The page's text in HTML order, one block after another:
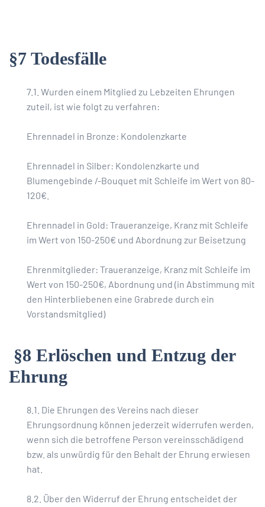
§7 Todesfälle
7.1. Wurden einem Mitglied zu Lebzeiten Ehrungen
zuteil, ist wie folgt zu verfahren:
Ehrennadel in Bronze: Kondolenzkarte
Ehrennadel in Silber: Kondolenzkarte und
Blumengebinde /-Bouquet mit Schleife im Wert von 80-
120€.
Ehrennadel in Gold: Traueranzeige, Kranz mit Schleife
im Wert von 150-250€ und Abordnung zur Beisetzung
Ehrenmitglieder: Traueranzeige, Kranz mit Schleife im
Wert von 150-250€, Abordnung und (in Abstimmung mit
den Hinterbliebenen eine Grabrede durch ein
Vorstandsmitglied)
§8 Erlöschen und Entzug der
Ehrung
8.1. Die Ehrungen des Vereins nach dieser
Ehrungsordnung können jederzeit widerrufen werden,
wenn sich die betroffene Person vereinsschädigend
bzw. als unwürdig für den Behalt der Ehrung erwiesen
hat.
8.2. Über den Widerruf der Ehrung entscheidet der